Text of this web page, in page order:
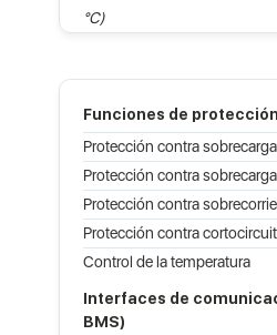
°C)
Funciones de protección
Protección contra sobrecarga
Protección contra sobrecarga
Protección contra
Protección contra
Control de la temperatura
Interfaces de
BMS)